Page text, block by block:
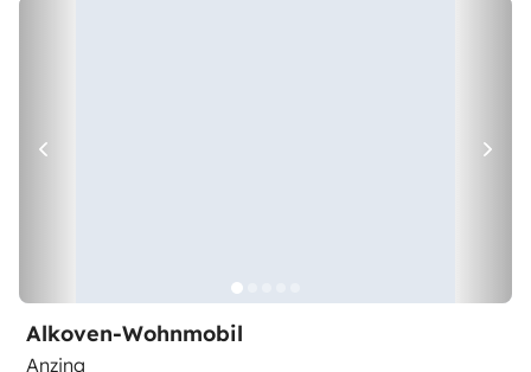
Alkoven-Wohnmobil
Anzing